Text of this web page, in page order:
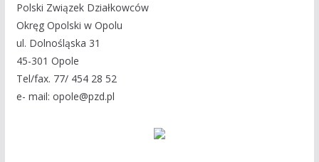
Polski Związek Działkowców
Okręg Opolski w Opolu
ul. Dolnośląska 31
45-301 Opole
Tel/fax. 77/ 454 28 52
e- mail: opole@pzd.pl